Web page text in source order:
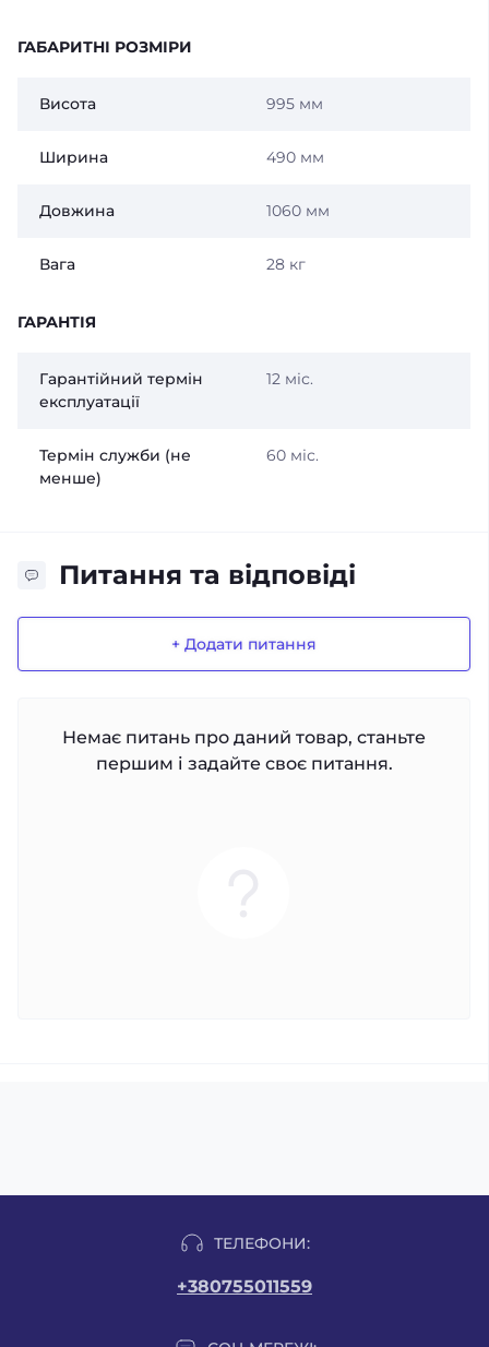
ГАБАРИТНІ РОЗМІРИ
Висота 995 мм
Ширина 490 мм
Довжина 1060 мм
Вага 28 кг
ГАРАНТІЯ
Гарантійний термін
експлуатації
12 міс.
Термін служби (не
менше)
60 міс.
Питання та відповіді
+ Додати питання
Немає питань про даний товар, станьте
першим і задайте своє питання.
ТЕЛЕФОНИ:
+380755011559